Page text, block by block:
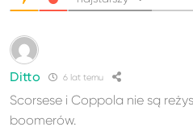
Ditto 6 lat temu
Scorsese i Coppola nie są
boomerów.